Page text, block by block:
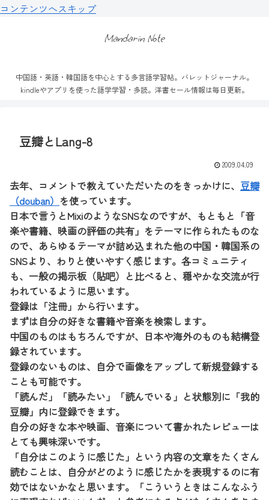
コンテンツへスキップ
Mandarin Note
中国語・英語・韓国語を中心とする多言語学習帖。バレットジャーナル。
kindleやアプリを使った語学学習・多読。洋書セール情報は毎日更新。
豆瓣とLang-8
2009.04.09
去年、コメントで教えていただいたのをきっかけに、 豆瓣
（douban） を使っています。
日本で言うとMixiのようなSNSなのですが、もともと「音
楽や書籍、映画の評価の共有」をテーマに作られたものな
ので、あらゆるテーマが詰め込まれた他の中国・韓国系の
SNSより、わりと使いやすく感じます。各コミュニティ
も、一般の掲示板（貼吧）と比べると、穏やかな交流が行
われているように思います。
登録は「注冊」から行います。
まずは自分の好きな書籍や音楽を検索します。
中国のものはもちろんですが、日本や海外のものも結構登
録されています。
登録のないものは、自分で画像をアップして新規登録する
ことも可能です。
「読んだ」「読みたい」「読んでいる」と状態別に「我的
豆瓣」内に登録できます。
自分の好きな本や映画、音楽について書かれたレビューは
とても興味深いです。
「自分はこのように感じた」という内容の文章をたくさん
読むことは、自分がどのように感じたかを表現するのに有
効ではないかなと思います。「こういうときはこんなふう